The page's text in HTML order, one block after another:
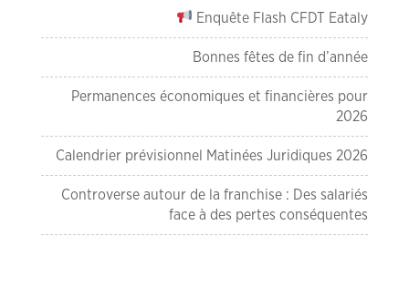
Enquête Flash CFDT Eataly
Bonnes fêtes de fin d’année
Permanences économiques et financières pour
2026
Calendrier prévisionnel Matinées Juridiques 2026
Controverse autour de la franchise : Des salariés
face à des pertes conséquentes